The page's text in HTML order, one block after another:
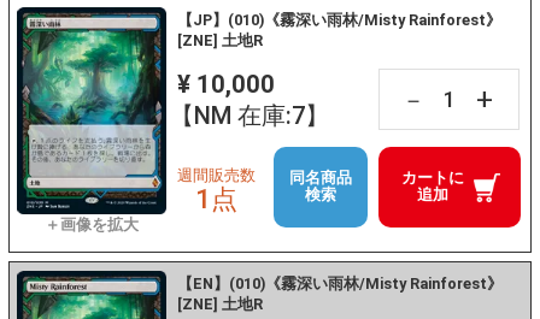
【JP】(010)《霧深い雨林/Misty Rainforest》
[ZNE] 土地R
¥ 10,000
【NM 在庫:7】
－ +
カートに
追加
週間販売数
1点
同名商品
検索
【EN】(010)《霧深い雨林/Misty Rainforest》
[ZNE] 土地R